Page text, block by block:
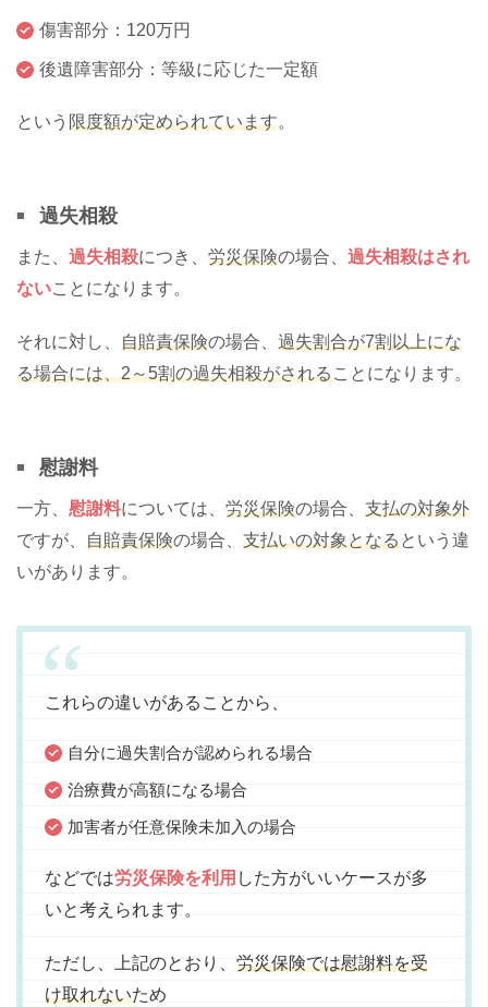
傷害部分：120万円
後遺障害部分：等級に応じた一定額
という 限度額が定められています。
過失相殺
また、 過失相殺につき、 労災保険の場合、 過失相殺はされ
ないことになります。
それに対し、 自賠責保険の場合、 過失割合が7割以上にな
る場合には、2～5割の過失相殺がされることになります。
慰謝料
一方、 慰謝料については、 労災保険の場合、 支払の対象外
ですが、 自賠責保険の場合、 支払いの対象となるという違
いがあります。
これらの違いがあることから、
自分に過失割合が認められる場合
治療費が高額になる場合
加害者が任意保険未加入の場合
などでは労災保険を利用 した方がいいケースが多
いと考えられます。
ただし、上記のとおり、 労災保険では慰謝料を受
け取れないため